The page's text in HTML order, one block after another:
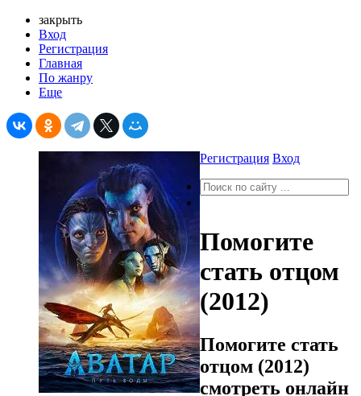
закрыть
Вход
Регистрация
Главная
По жанру
Еще
Регистрация Вход
Помогите
стать отцом
(2012)
Помогите стать
отцом (2012)
смотреть онлайн